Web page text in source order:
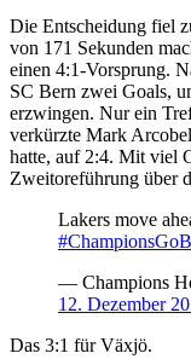
Die Entscheidung fiel
von 171 Sekunden
einen 4:1-Vorsprung.
SC Bern zwei Goals,
erzwingen. Nur ein
verkürzte Mark
hatte, auf 2:4. Mit viel
Zweitoreführung über
Lakers move
— Champions
12. Dezember
Das 3:1 für Växjö.